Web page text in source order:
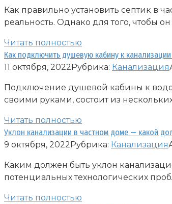
Как правильно установить септик в
реальность. Однако для того, чтобы
Читать полностью
Как подключить душевую кабину к
11 октября, 2022Рубрика: Канализация
Подключение душевой кабины к
своими руками, состоит из
Читать полностью
Уклон канализации в частном доме — какой
9 октября, 2022Рубрика: Канализация
Каким должен быть уклон
потенциальных технологических
Читать полностью